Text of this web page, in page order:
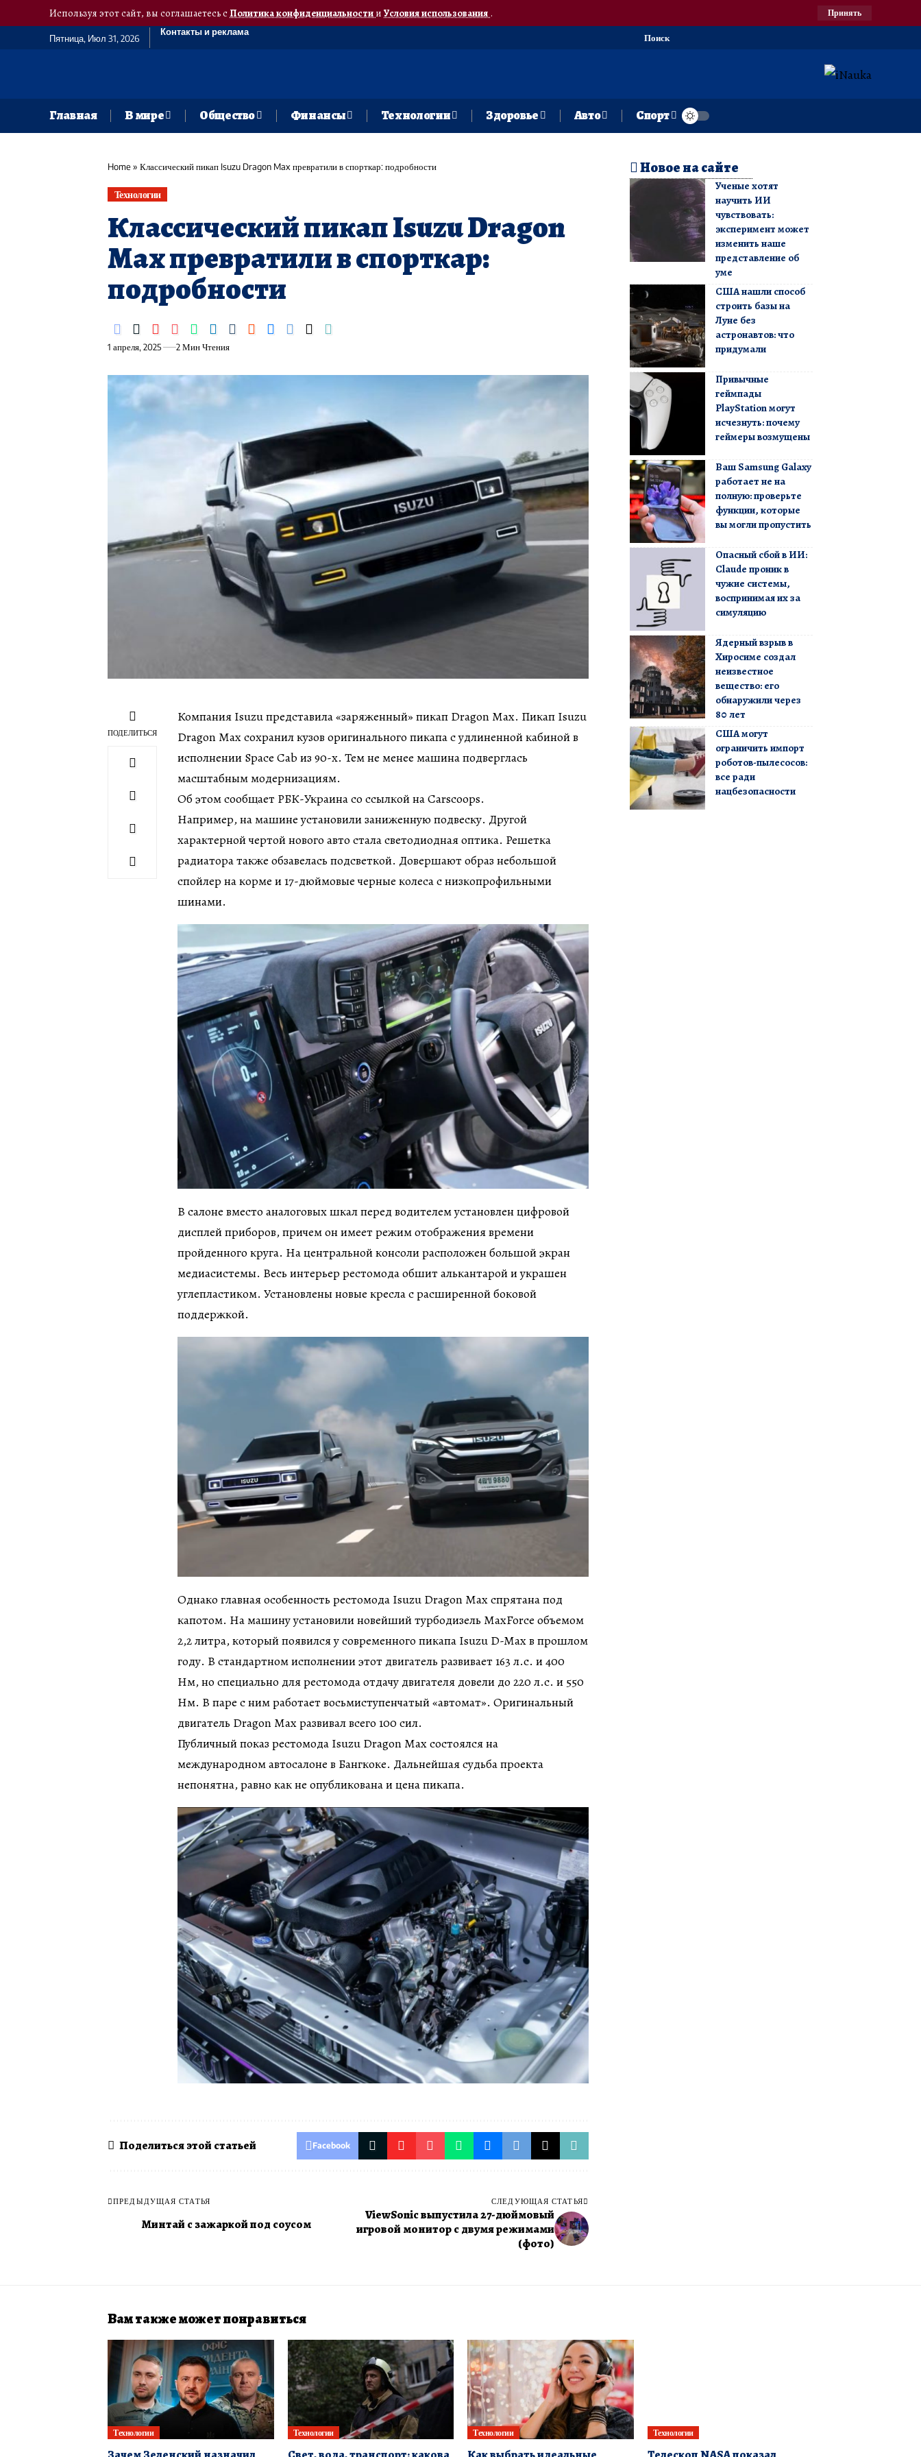
Используя этот сайт, вы соглашаетесь сПолитика конфиденциальностии Условия использования. Принять
Пятница, Июл 31, 2026
Контакты и реклама
Поиск
Главная В мире Общество Финансы Технологии Здоровье Авто Спорт
Home» Классический пикап Isuzu Dragon Max превратили в спорткар: подробности
Технологии
Классический пикап Isuzu Dragon
Max превратили в спорткар:
подробности
1 апреля, 2025 2 Мин Чтения
ПОДЕЛИТЬСЯ
Компания Isuzu представила «заряженный» пикап Dragon Max. Пикап Isuzu
Dragon Max сохранил кузов оригинального пикапа с удлиненной кабиной в
исполнении Space Cab из 90-х. Тем не менее машина подверглась
масштабным модернизациям.
Об этом сообщает РБК-Украина со ссылкой на Carscoops.
Например, на машине установили заниженную подвеску. Другой
характерной чертой нового авто стала светодиодная оптика. Решетка
радиатора также обзавелась подсветкой. Довершают образ небольшой
спойлер на корме и 17-дюймовые черные колеса с низкопрофильными
шинами.
В салоне вместо аналоговых шкал перед водителем установлен цифровой
дисплей приборов, причем он имеет режим отображения времени
пройденного круга. На центральной консоли расположен большой экран
медиасистемы. Весь интерьер рестомода обшит алькантарой и украшен
углепластиком. Установлены новые кресла с расширенной боковой
поддержкой.
Однако главная особенность рестомода Isuzu Dragon Max спрятана под
капотом. На машину установили новейший турбодизель MaxForce объемом
2,2 литра, который появился у современного пикапа Isuzu D-Max в прошлом
году. В стандартном исполнении этот двигатель развивает 163 л.с. и 400
Нм, но специально для рестомода отдачу двигателя довели до 220 л.с. и 550
Нм. В паре с ним работает восьмиступенчатый «автомат». Оригинальный
двигатель Dragon Max развивал всего 100 сил.
Публичный показ рестомода Isuzu Dragon Max состоялся на
международном автосалоне в Бангкоке. Дальнейшая судьба проекта
непонятна, равно как не опубликована и цена пикапа.
Поделиться этой статьей Facebook
ПРЕДЫДУЩАЯ СТАТЬЯ
Минтай с зажаркой под соусом
СЛЕДУЮЩАЯ СТАТЬЯ
ViewSonic выпустила 27-дюймовый
игровой монитор с двумя режимами
(фото)
Новое на сайте
Ученые хотят
научить ИИ
чувствовать:
эксперимент может
изменить наше
представление об
уме
США нашли способ
строить базы на
Луне без
астронавтов: что
придумали
Привычные
геймпады
PlayStation могут
исчезнуть: почему
геймеры возмущены
Ваш Samsung Galaxy
работает не на
полную: проверьте
функции, которые
вы могли пропустить
Опасный сбой в ИИ:
Claude проник в
чужие системы,
воспринимая их за
симуляцию
Ядерный взрыв в
Хиросиме создал
неизвестное
вещество: его
обнаружили через
80 лет
США могут
ограничить импорт
роботов-пылесосов:
все ради
нацбезопасности
Вам также может понравиться
Технологии Технологии Технологии Технологии